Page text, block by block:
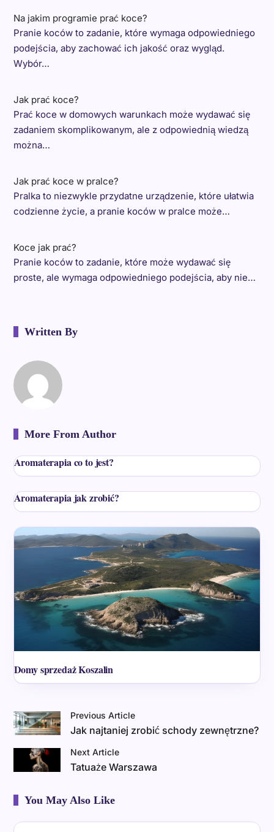
Na jakim programie prać koce?
Pranie koców to zadanie, które wymaga odpowiedniego
podejścia, aby zachować ich jakość oraz wygląd.
Wybór…
Jak prać koce?
Prać koce w domowych warunkach może wydawać się
zadaniem skomplikowanym, ale z odpowiednią wiedzą
można…
Jak prać koce w pralce?
Pralka to niezwykle przydatne urządzenie, które ułatwia
codzienne życie, a pranie koców w pralce może…
Koce jak prać?
Pranie koców to zadanie, które może wydawać się
proste, ale wymaga odpowiedniego podejścia, aby nie…
Written By
More From Author
Aromaterapia co to jest?
Aromaterapia jak zrobić?
Domy sprzedaż Koszalin
Previous Article
Jak najtaniej zrobić schody zewnętrzne?
Next Article
Tatuaże Warszawa
You May Also Like